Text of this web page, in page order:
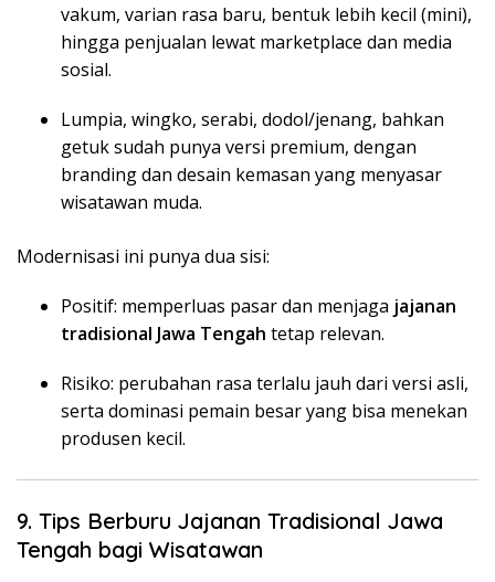
vakum, varian rasa baru, bentuk lebih kecil (mini),
hingga penjualan lewat marketplace dan media
sosial.
Lumpia, wingko, serabi, dodol/jenang, bahkan
getuk sudah punya versi premium, dengan
branding dan desain kemasan yang menyasar
wisatawan muda.
Modernisasi ini punya dua sisi:
Positif: memperluas pasar dan menjaga jajanan
tradisional Jawa Tengah tetap relevan.
Risiko: perubahan rasa terlalu jauh dari versi asli,
serta dominasi pemain besar yang bisa menekan
produsen kecil.
9. Tips Berburu Jajanan Tradisional Jawa
Tengah bagi Wisatawan